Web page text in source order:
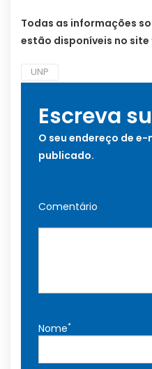
Todas as informações
estão disponíveis no site
UNP
Escreva
O seu endereço de
publicado.
Comentário
Nome*